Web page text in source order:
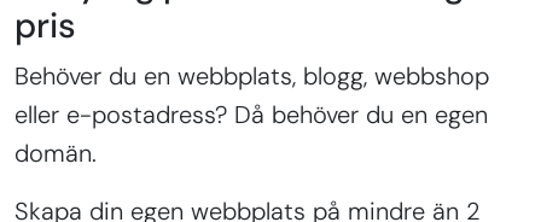
pris
Behöver du en webbplats, blogg, webbshop
eller e-postadress? Då behöver du en egen
domän.
Skapa din egen webbplats på mindre än 2